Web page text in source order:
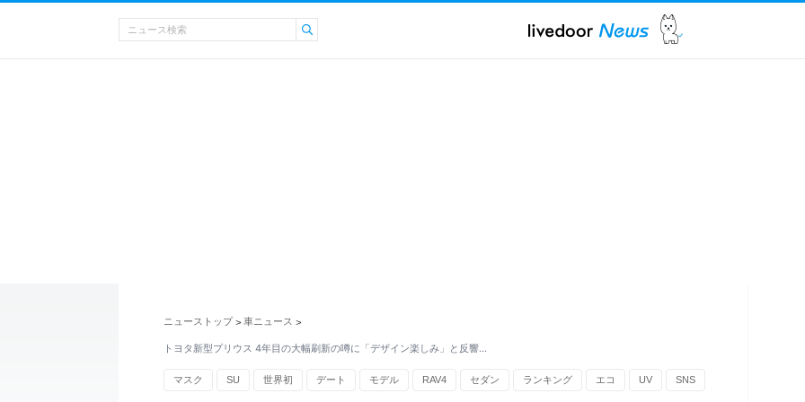
ニューストップ > 車ニュース >
トヨタ新型プリウス 4年目の大幅刷新の噂に「デザイン楽しみ」と反響…
マスク SU 世界初 デート モデル RAV4 セダン ランキング エコ UV SNS